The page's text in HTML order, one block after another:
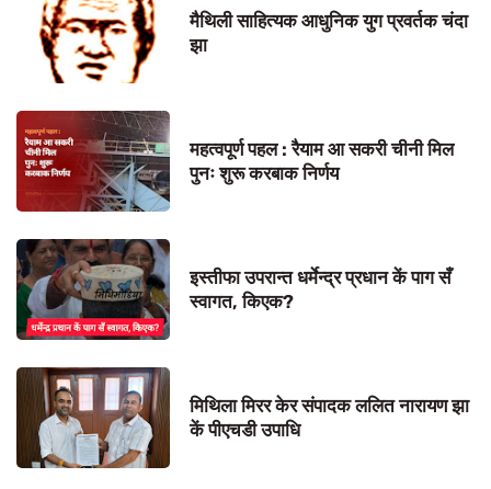
मैथिली साहित्यक आधुनिक युग प्रवर्तक चंदा
झा
महत्वपूर्ण पहल : रैयाम आ सकरी चीनी मिल
पुनः शुरू करबाक निर्णय
इस्तीफा उपरान्त धर्मेन्द्र प्रधान कें पाग सँ
स्वागत, किएक?
मिथिला मिरर केर संपादक ललित नारायण झा
कें पीएचडी उपाधि